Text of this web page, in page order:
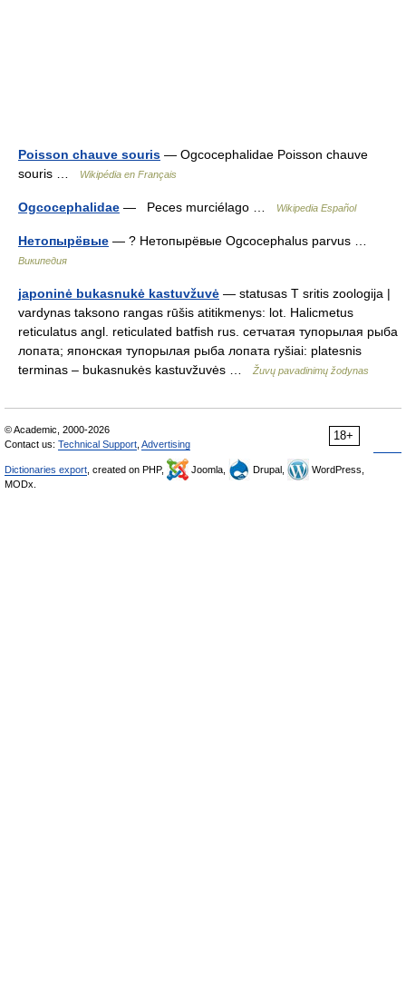
Poisson chauve souris — Ogcocephalidae Poisson chauve
souris …
Wikipédia en Français
Ogcocephalidae — Peces murciélago … Wikipedia Español
Нетопырёвые — ? Нетопырёвые Ogcocephalus parvus …
Википедия
japoninė bukasnukė kastuvžuvė — statusas T sritis zoologija |
vardynas taksono rangas rūšis atitikmenys: lot. Halicmetus
reticulatus angl. reticulated batfish rus. сетчатая тупорылая рыба
лопата; японская тупорылая рыба лопата ryšiai: platesnis
terminas – bukasnukės kastuvžuvės …
Žuvų pavadinimų žodynas
18+
© Academic, 2000-2026
Contact us: Technical Support Advertising
Dictionaries export , created on PHP, Joomla, Drupal,
WordPress,
MODx.